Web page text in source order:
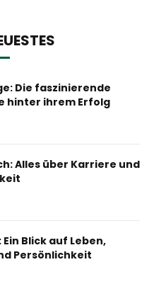
Die faszinierende
hinter ihrem Erfolg
Alles über Karriere und
Ein Blick auf Leben,
Persönlichkeit